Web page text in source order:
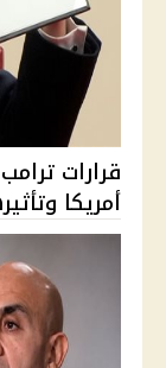
قرارات
أمريكا